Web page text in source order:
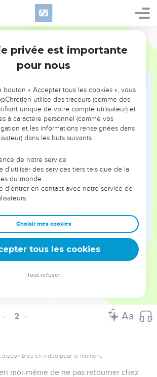
1
chez vous, avec l'espoir d’être
mon voyage en Judée.
ai-je donc fait preuve de légèreté ?
moi à la fois le « oui » et le « non » ?
est fidèle, la parole que nous vous
Dieu, Jésus-Christ, que nous avons
vous, Silvain, Timothée et moi, n'a pas
». Au contraire, en lui il n'y a que le
», et c’est [donc] aussi par lui que nous
pour sa gloire.
affermit avec vous en Christ et qui nous
onction, c'est Dieu ;
de son empreinte et a mis l'Esprit
notre cœur.
prends Dieu à témoin sur ma vie, c'est
que je ne suis pas revenu à Corinthe.
nous voulions dominer sur votre foi, mais
2
en vidéo pour le moment.
moi-même de ne pas retourner chez
privée est importante
pour nous
bouton « Accepter tous les cookies », vous
utilise des traceurs (comme des
unique de votre compte utilisateur) et
à caractère personnel (comme vos
et les informations renseignées dans
dans les buts suivants :
de notre service
d'utiliser des services tiers tels que de la
du monde…
d'entrer en contact avec notre service de
Choisir mes cookies
tous les cookies
Tout refuser